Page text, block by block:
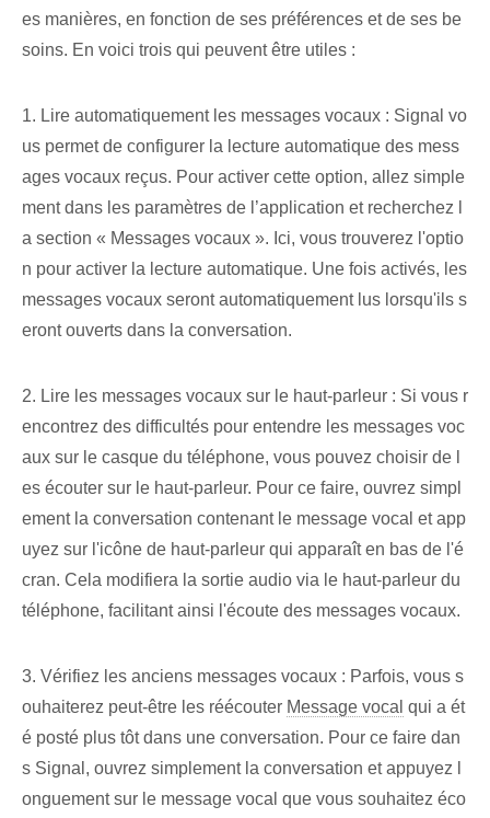
es manières, en fonction de ses préférences et de ses be
soins. En voici trois qui peuvent être utiles :
1. Lire automatiquement les messages vocaux : Signal vo
us permet de configurer la lecture automatique des mess
ages vocaux reçus. Pour activer cette option, allez simple
ment dans les paramètres de l’application et recherchez l
a section « Messages vocaux ». Ici, vous trouverez l'optio
n pour activer la lecture automatique. Une fois activés, les
messages vocaux seront automatiquement lus lorsqu'ils s
eront ouverts dans la conversation.
2. Lire les messages vocaux sur le haut-parleur : Si vous r
encontrez des difficultés pour entendre les messages voc
aux sur le casque du téléphone, vous pouvez choisir de l
es écouter sur le haut-parleur. Pour ce faire, ouvrez simpl
ement la conversation contenant le message vocal et app
uyez sur l'icône de haut-parleur qui apparaît en bas de l'é
cran. Cela modifiera la sortie audio via le haut-parleur du
téléphone, facilitant ainsi l'écoute des messages vocaux.
3. Vérifiez les anciens messages vocaux : Parfois, vous s
ouhaiterez peut-être les réécouter Message vocal qui a ét
é posté plus tôt dans une conversation. Pour ce faire dan
s Signal, ouvrez simplement la conversation et appuyez l
onguement sur le message vocal que vous souhaitez éco